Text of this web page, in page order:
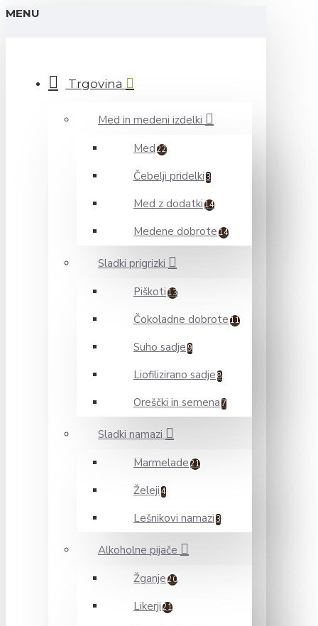
MENU
Trgovina
Med in medeni izdelki
Med 22
Čebelji pridelki 3
Med z dodatki 14
Medene dobrote 14
Sladki prigrizki
Piškoti 13
Čokoladne dobrote 11
Suho sadje 9
Liofilizirano sadje 8
Oreščki in semena 7
Sladki namazi
Marmelade 21
Želeji 4
Lešnikovi namazi 3
Alkoholne pijače
Žganje 20
Likerji 21